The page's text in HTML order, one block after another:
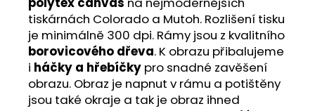
tiskárnách Colorado a Mutoh. Rozlišení tisku
je minimálně 300 dpi. Rámy jsou z kvalitního
borovicového dřeva. K obrazu přibalujeme
i háčky a hřebíčky pro snadné zavěšení
obrazu. Obraz je napnut v rámu a potištěny
jsou také okraje a tak je obraz ihned